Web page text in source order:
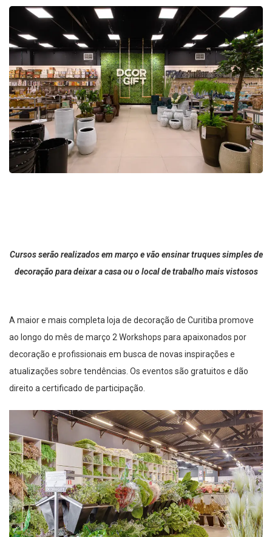
Cursos serão realizados em março e vão ensinar truques simples de
decoração para deixar a casa ou o local de trabalho mais vistosos
A maior e mais completa loja de decoração de Curitiba promove
ao longo do mês de março 2 Workshops para apaixonados por
decoração e profissionais em busca de novas inspirações e
atualizações sobre tendências. Os eventos são gratuitos e dão
direito a certificado de participação.